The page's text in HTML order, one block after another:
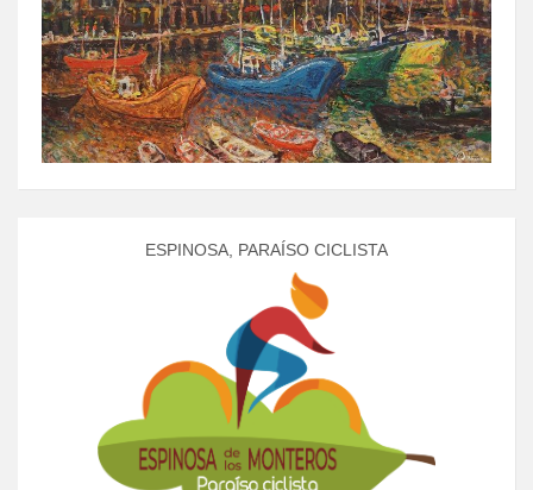
ESPINOSA, PARAÍSO CICLISTA